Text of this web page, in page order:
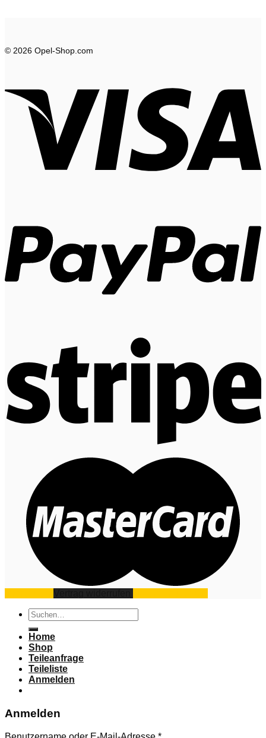
© 2026 Opel-Shop.com
Suchen
nach:
Home
Shop
Teileanfrage
Teileliste
Anmelden
Anmelden